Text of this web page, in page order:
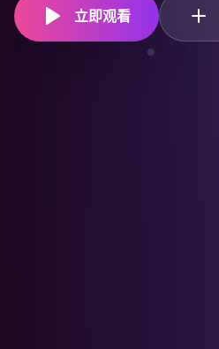
立即观看